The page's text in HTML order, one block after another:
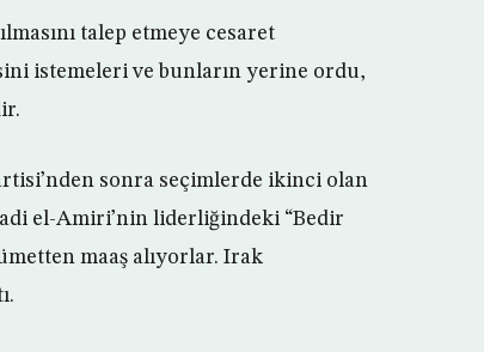
talep etmeye cesaret
istemeleri ve bunların yerine ordu,
sonra seçimlerde ikinci olan
el-Amiri’nin liderliğindeki “Bedir
maaş alıyorlar. Irak